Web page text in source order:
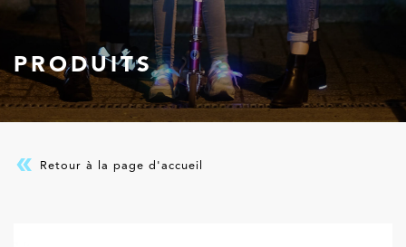
PRODUITS
Retour à la page d'accueil